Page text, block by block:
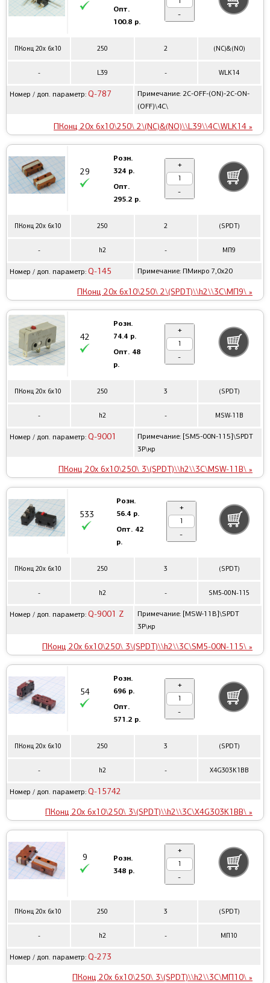
ПКонц 20x 6x10 250 2 (NC)&(NO)
- L39 - WLK14
Номер / доп. параметр: Q-787
Примечание: 2C-OFF-(ON)-2C-ON-
(OFF)\4C\
ПКонц 20x 6x10\250\ 2\(NC)&(NO)\\L39\\4C\WLK14 »
Опт.
100.8 р.
-
ПКонц 20x 6x10 250 2 (SPDT)
- h2 - МП9
Номер / доп. параметр: Q-145 Примечание: ПМикро 7,0x20
ПКонц 20x 6x10\250\ 2\(SPDT)\\h2\\3C\МП9\ »
29
Розн.
324 р.
Опт.
295.2 р.
+
-
ПКонц 20x 6x10 250 3 (SPDT)
- h2 - MSW-11B
Номер / доп. параметр: Q-9001
Примечание: [SM5-00N-115]\SPDT
3P\кр
ПКонц 20x 6x10\250\ 3\(SPDT)\\h2\\3C\MSW-11B\ »
42
Розн.
74.4 р.
Опт. 48
р.
+
-
ПКонц 20x 6x10 250 3 (SPDT)
- h2 - SM5-00N-115
Номер / доп. параметр: Q-9001 Z
Примечание: [MSW-11B]\SPDT
3P\кр
ПКонц 20x 6x10\250\ 3\(SPDT)\\h2\\3C\SM5-00N-115\ »
533
Розн.
56.4 р.
Опт. 42
р.
+
-
ПКонц 20x 6x10 250 3 (SPDT)
- h2 - X4G303K1BB
Номер / доп. параметр: Q-15742
ПКонц 20x 6x10\250\ 3\(SPDT)\\h2\\3C\X4G303K1BB\ »
54
Розн.
696 р.
Опт.
571.2 р.
+
-
ПКонц 20x 6x10 250 3 (SPDT)
- h2 - МП10
Номер / доп. параметр: Q-273
ПКонц 20x 6x10\250\ 3\(SPDT)\\h2\\3C\МП10\ »
9
Розн.
348 р.
+
-